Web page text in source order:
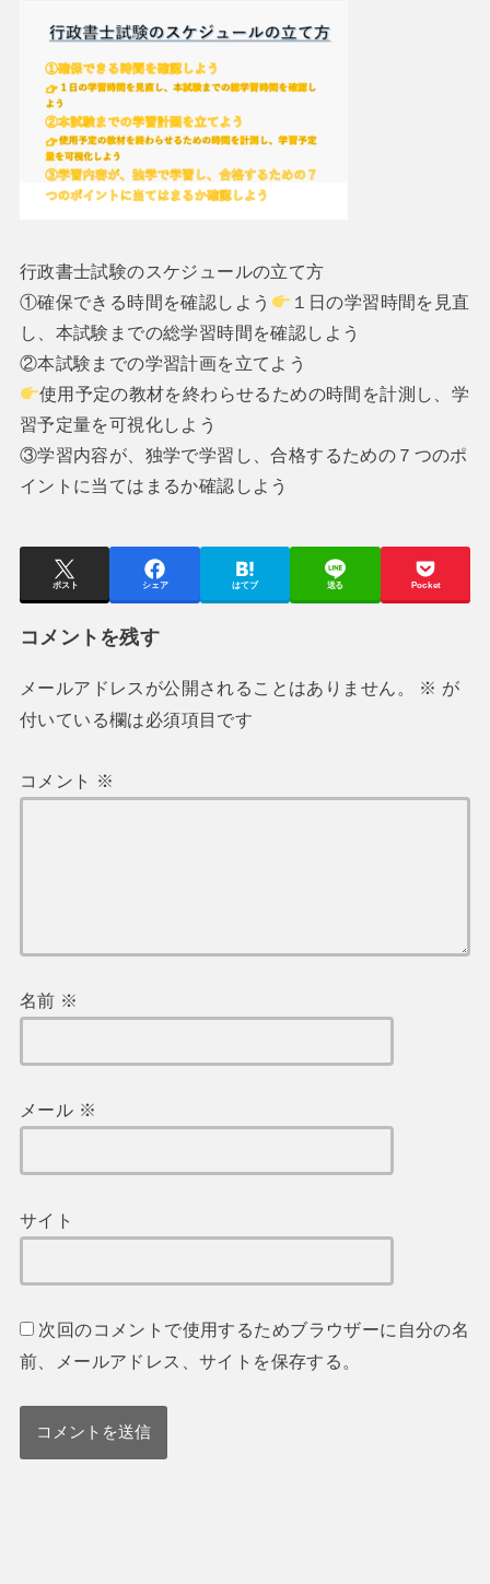
行政書士試験のスケジュールの立て方
①確保できる時間を確認しよう
１日の学習時間を見直
し、本試験までの総学習時間を確認しよう
②本試験までの学習計画を立てよう
使用予定の教材を終わらせるための時間を計測し、学
習予定量を可視化しよう
③学習内容が、独学で学習し、合格するための７つのポ
イントに当てはまるか確認しよう
ポスト シェア はてブ 送る Pocket
コメントを残す
メールアドレスが公開されることはありません。 ※ が
付いている欄は必須項目です
コメント ※
名前 ※
メール ※
サイト
次回のコメントで使用するためブラウザーに自分の名
前、メールアドレス、サイトを保存する。